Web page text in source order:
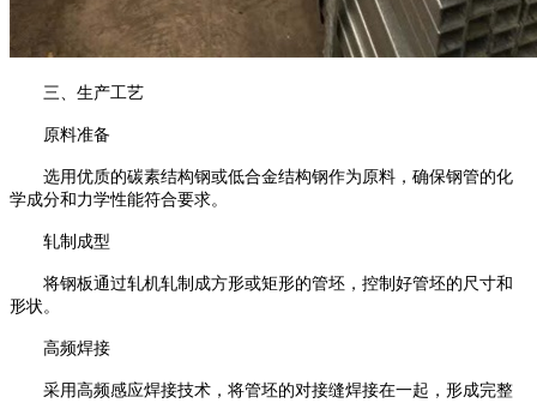
三、生产工艺
原料准备
选用优质的碳素结构钢或低合金结构钢作为原料，确保钢管的化
学成分和力学性能符合要求。
轧制成型
将钢板通过轧机轧制成方形或矩形的管坯，控制好管坯的尺寸和
形状。
高频焊接
采用高频感应焊接技术，将管坯的对接缝焊接在一起，形成完整